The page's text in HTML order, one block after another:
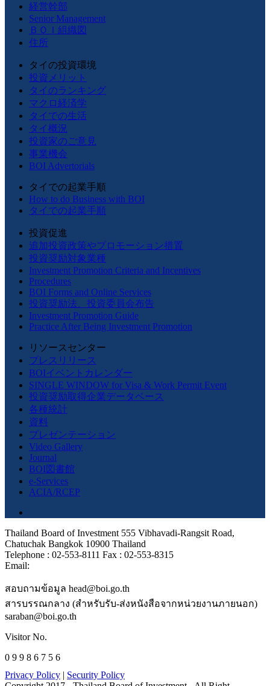
経営幹部
Senior Management
ＢＯＩ組織図
住所
タイの投資環境
投資メリット
タイのランキング
マクロ経済学
タイでの生活
タイ概況
投資家のご意見
事業機会
BOI Advertorials
タイでの起業手順
How to do Business with BOI
タイでの起業手順
投資促進
追加投資政策やプロモーション措置
投資奨励対象業種
Investment Promotion Criteria and Incentives
Procedures
BOI Forms and Online Services
投資奨励法、投資委員会布告
Investment Promotion Guide
Practice After Being Investment Promotion
リソースセンター
プレスリリース
BOIイベントカレンダー
SINGLE WINDOW for Visa & Work Permit Event
投資奨励取得企業データベース
各種統計
資料
プレゼンテーション
Video Gallery
Journal
BOI図書館
e-Services
ACIA/RCEP
Thailand Board of Investment 555 Vibhavadi-Rangsit Road,
Chatuchak Bangkok 10900 Thailand
Telephone : 02-553-8111 Fax : 02-553-8315
Email:
สอบถามข้อมูล head@boi.go.th
สารบรรณกลาง (สำหรับรับ-ส่งหนังสือจากหน่วยงานภายนอก)
saraban@boi.go.th
Visitor No.
0 9 9 8 6 7 5 6
Privacy Policy | Security Policy